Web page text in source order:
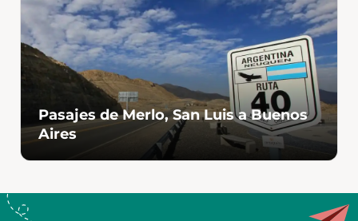
Pasajes de Merlo, San Luis a Buenos
Aires